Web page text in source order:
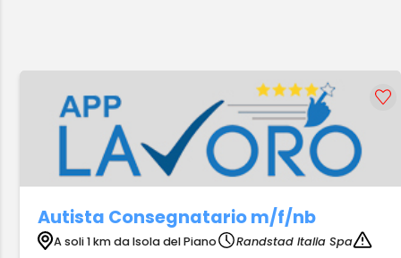
Autista Consegnatario m/f/nb
A soli 1 km da Isola del Piano
Randstad Italia Spa